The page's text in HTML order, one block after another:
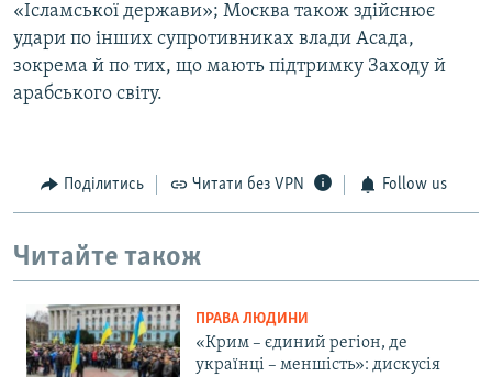
«Ісламської держави»; Москва також здійснює
удари по інших супротивниках влади Асада,
зокрема й по тих, що мають підтримку Заходу й
арабського світу.
Поділитись Читати без VPN Follow us
Читайте також
ПРАВА ЛЮДИНИ
«Крим – єдиний регіон, де
українці – меншість»: дискусія